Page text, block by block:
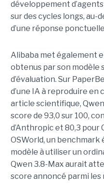
développement
sur des cycles longs, au-
d’une réponse
Alibaba met également
obtenus par son modèle
d’évaluation. Sur
d’une IA à reproduire en
article scientifique,
score de 93,0 sur 100,
d’Anthropic et 80,3 pour
OSWorld, un benchmark
modèle à utiliser un
Qwen 3.8-Max aurait
score annoncé parmi les